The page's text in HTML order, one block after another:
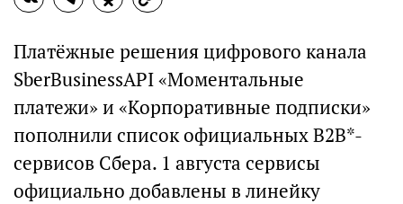
Платёжные решения цифрового канала
SberBusinessAPI «Моментальные
платежи» и «Корпоративные подписки»
пополнили список официальных B2B*-
сервисов Сбера. 1 августа сервисы
официально добавлены в линейку